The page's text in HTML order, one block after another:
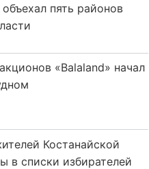
пять районов
«Balaland» начал
Костанайской
в списки избирателей